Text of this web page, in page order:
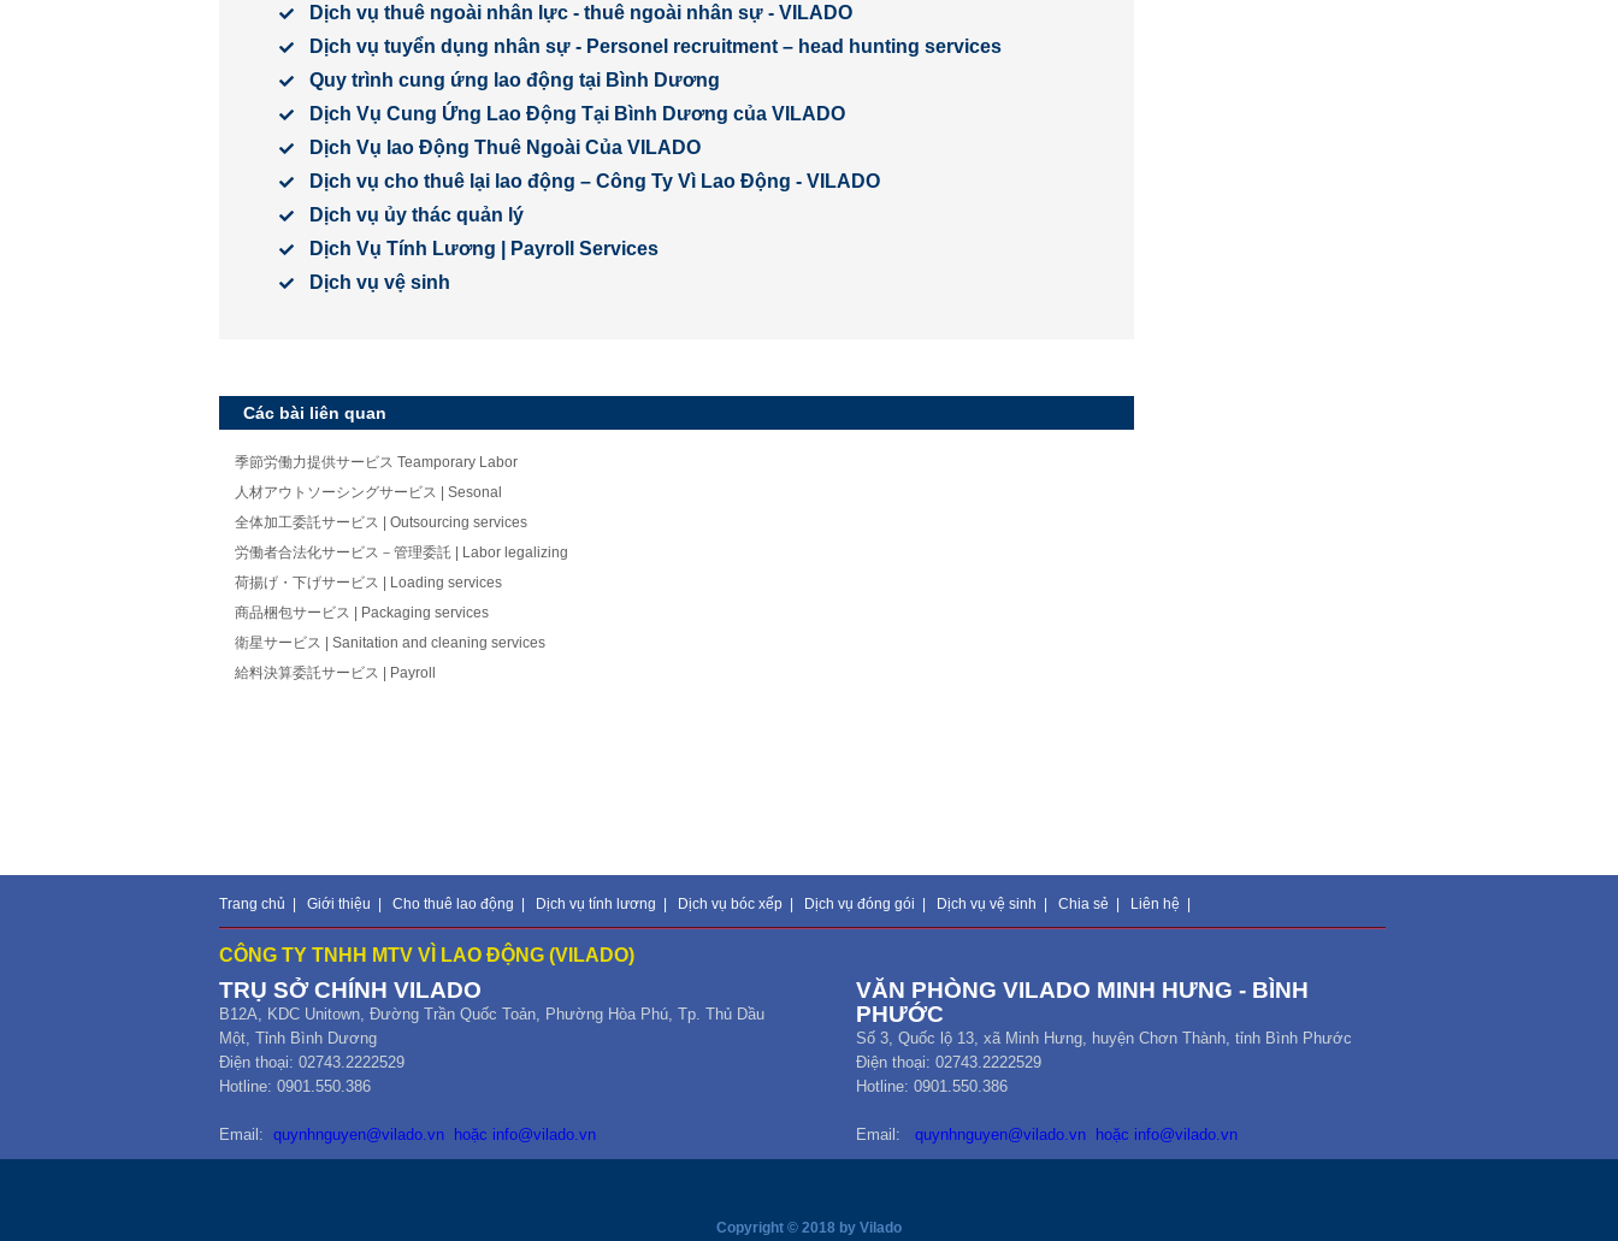
Dịch vụ thuê ngoài nhân lực - thuê ngoài nhân sự - VILADO
Dịch vụ tuyển dụng nhân sự - Personel recruitment – head hunting services
Quy trình cung ứng lao động tại Bình Dương
Dịch Vụ Cung Ứng Lao Động Tại Bình Dương của VILADO
Dịch Vụ lao Động Thuê Ngoài Của VILADO
Dịch vụ cho thuê lại lao động – Công Ty Vì Lao Động - VILADO
Dịch vụ ủy thác quản lý
Dịch Vụ Tính Lương | Payroll Services
Dịch vụ vệ sinh
Các bài liên quan
季節労働力提供サービス Teamporary Labor
人材アウトソーシングサービス | Sesonal
全体加工委託サービス | Outsourcing services
労働者合法化サービス－管理委託 | Labor legalizing
荷揚げ・下げサービス | Loading services
商品梱包サービス | Packaging services
衛星サービス | Sanitation and cleaning services
給料決算委託サービス | Payroll
Trang chủ Giới thiệu Cho thuê lao động Dịch vụ tính lương Dịch vụ bóc xếp Dịch vụ đóng gói Dịch vụ vệ sinh Chia sẻ Liên hệ
CÔNG TY TNHH MTV VÌ LAO ĐỘNG (VILADO)
TRỤ SỞ CHÍNH VILADO
B12A, KDC Unitown, Đường Trần Quốc Toản, Phường Hòa Phú, Tp. Thủ Dầu
Một, Tỉnh Bình Dương
Điện thoại: 02743.2222529
Hotline: 0901.550.386
Email: quynhnguyen@vilado.vn hoặc info@vilado.vn
VĂN PHÒNG VILADO MINH HƯNG - BÌNH
PHƯỚC
Số 3, Quốc lộ 13, xã Minh Hưng, huyện Chơn Thành, tỉnh Bình Phước
Điện thoại: 02743.2222529
Hotline: 0901.550.386
Email: quynhnguyen@vilado.vn hoặc info@vilado.vn
Copyright © 2018 by Vilado